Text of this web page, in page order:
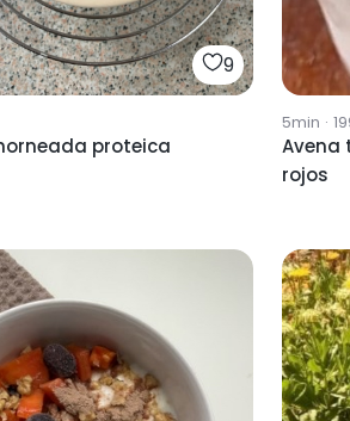
9
proteica
5min ·
Avena
rojos